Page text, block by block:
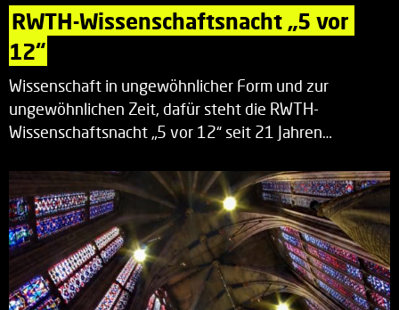
RWTH-Wissenschaftsnacht „5 vor
12“
Wissenschaft in ungewöhnlicher Form und zur
ungewöhnlichen Zeit, dafür steht die RWTH-
Wissenschaftsnacht „5 vor 12“ seit 21 Jahren…